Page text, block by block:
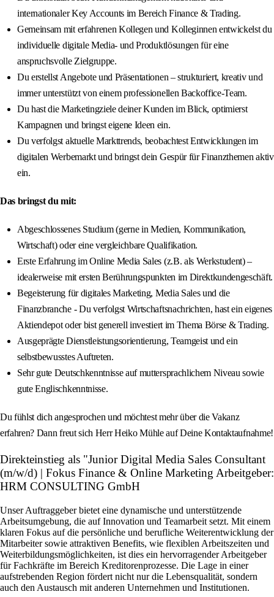
internationaler Key Accounts im Bereich Finance & Trading.
Gemeinsam mit erfahrenen Kollegen und Kolleginnen entwickelst du
individuelle digitale Media- und Produktlösungen für eine
anspruchsvolle Zielgruppe.
Du erstellst Angebote und Präsentationen – strukturiert, kreativ und
immer unterstützt von einem professionellen Backoffice-Team.
Du hast die Marketingziele deiner Kunden im Blick, optimierst
Kampagnen und bringst eigene Ideen ein.
Du verfolgst aktuelle Markttrends, beobachtest Entwicklungen im
digitalen Werbemarkt und bringst dein Gespür für Finanzthemen aktiv
ein.
Das bringst du mit:
Abgeschlossenes Studium (gerne in Medien, Kommunikation,
Wirtschaft) oder eine vergleichbare Qualifikation.
Erste Erfahrung im Online Media Sales (z.B. als Werkstudent) –
idealerweise mit ersten Berührungspunkten im Direktkundengeschäft.
Begeisterung für digitales Marketing, Media Sales und die
Finanzbranche - Du verfolgst Wirtschaftsnachrichten, hast ein eigenes
Aktiendepot oder bist generell investiert im Thema Börse & Trading.
Ausgeprägte Dienstleistungsorientierung, Teamgeist und ein
selbstbewusstes Auftreten.
Sehr gute Deutschkenntnisse auf muttersprachlichem Niveau sowie
gute Englischkenntnisse.
Du fühlst dich angesprochen und möchtest mehr über die Vakanz
erfahren? Dann freut sich Herr Heiko Mühle auf Deine Kontaktaufnahme!
Direkteinstieg als "Junior Digital Media Sales Consultant
(m/w/d) | Fokus Finance & Online Marketing Arbeitgeber:
HRM CONSULTING GmbH
Unser Auftraggeber bietet eine dynamische und unterstützende
Arbeitsumgebung, die auf Innovation und Teamarbeit setzt. Mit einem
klaren Fokus auf die persönliche und berufliche Weiterentwicklung der
Mitarbeiter sowie attraktiven Benefits, wie flexiblen Arbeitszeiten und
Weiterbildungsmöglichkeiten, ist dies ein hervorragender Arbeitgeber
für Fachkräfte im Bereich Kreditorenprozesse. Die Lage in einer
aufstrebenden Region fördert nicht nur die Lebensqualität, sondern
auch den Austausch mit anderen Unternehmen und Institutionen.